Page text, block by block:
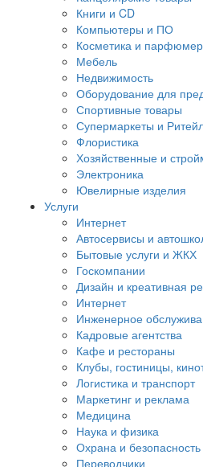
Книги и CD
Компьютеры и ПО
Косметика и
Мебель
Недвижимость
Оборудование для
Спортивные товары
Супермаркеты и
Флористика
Хозяйственные и
Электроника
Ювелирные изделия
Услуги
Интернет
Автосервисы и
Бытовые услуги и ЖКХ
Госкомпании
Дизайн и креативная
Интернет
Инженерное
Кадровые агентства
Кафе и рестораны
Клубы, гостиницы,
Логистика и транспорт
Маркетинг и реклама
Медицина
Наука и физика
Охрана и безопасность
Переводчики